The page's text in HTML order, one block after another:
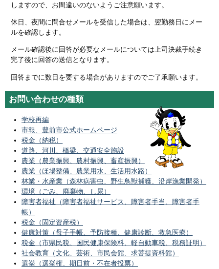
しますので、お間違いのないようご注意願います。
休日、夜間に問合せメールを受信した場合は、翌勤務日にメー
ルを確認します。
メール確認後に回答が必要なメールについては上司決裁手続き
完了後に回答の送信となります。
回答までに数日を要する場合がありますのでご了承願います。
お問い合わせの種類
学校再編
市報、豊前市公式ホームページ
税金（納税）
道路、河川、橋梁、交通安全施設
農業（農業振興、農村振興、畜産振興）
農業（ほ場整備、農業用水、生活用水路）
林業・水産業（森林病害虫、野生鳥獣捕獲、沿岸漁業開発）
環境（ごみ、廃棄物、し尿）
障害者福祉（障害者福祉サービス、障害者手当、障害者手
帳）
税金（固定資産税）
健康対策（母子手帳、予防接種、健康診断、救急医療）
税金（市県民税、国民健康保険料、軽自動車税、税務証明）
社会教育（文化、芸術、市民会館、求菩提資料館）
選挙（選挙権、期日前・不在者投票）